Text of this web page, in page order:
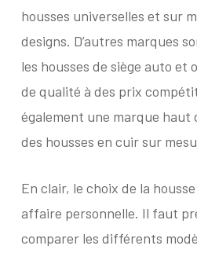
housses universelles et sur
designs. D’autres marques
les housses de siège auto
de qualité à des prix
également une marque haut
des housses en cuir sur
En clair, le choix de la
affaire personnelle. Il faut
comparer les différents